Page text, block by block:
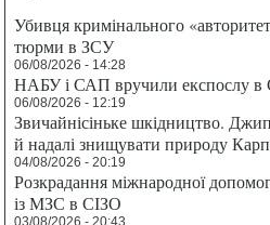
Убивця кримінального
тюрми в ЗСУ
06/08/2026 - 14:28
НАБУ і САП вручили експослу в
06/08/2026 - 12:19
Звичайнісіньке шкідництво.
й надалі знищувати природу
04/08/2026 - 20:19
Розкрадання міжнародної
із МЗС в СІЗО
03/08/2026 - 20:43